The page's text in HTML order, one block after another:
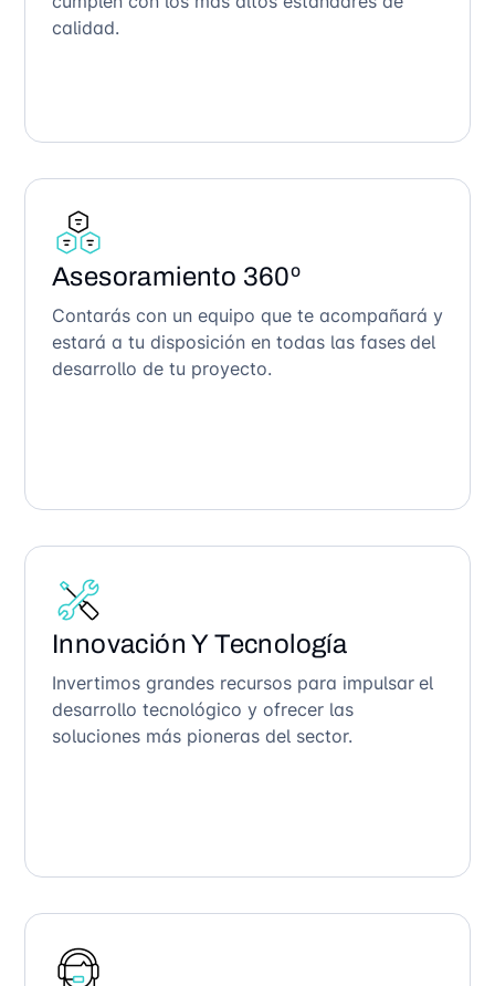
calidad.
Asesoramiento 360º
Contarás con un equipo que te acompañará y
estará a tu disposición en todas las fases del
desarrollo de tu proyecto.
Innovación Y Tecnología
Invertimos grandes recursos para impulsar el
desarrollo tecnológico y ofrecer las
soluciones más pioneras del sector.